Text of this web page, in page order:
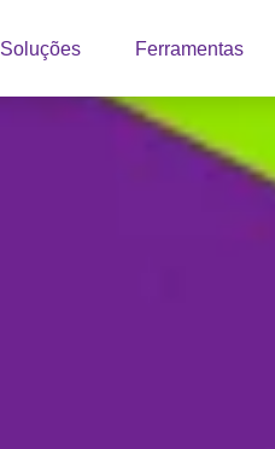
Soluções Ferramentas